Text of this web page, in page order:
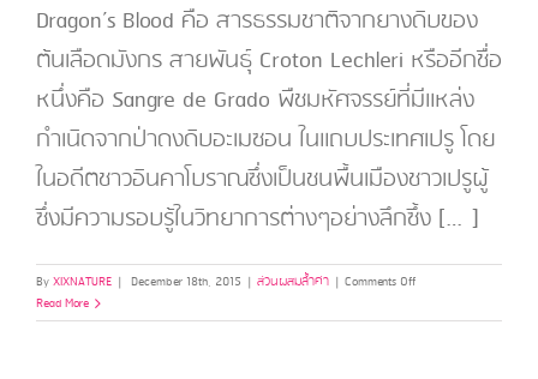
Dragon’s Blood คือ สารธรรมชาติจากยางดิบของ
ต้นเลือดมังกร สายพันธุ์ Croton Lechleri หรืออีกชื่อ
หนึ่งคือ Sangre de Grado พืชมหัศจรรย์ที่มีแหล่ง
กำเนิดจากป่าดงดิบอะเมซอน ในแถบประเทศเปรู โดย
ในอดีตชาวอินคาโบราณซึ่งเป็นชนพื้นเมืองชาวเปรูผู้
ซึ่งมีความรอบรู้ในวิทยาการต่างๆอย่างลึกซึ้ง […]
ByXIXNATURE | December 18th, 2015 | ส่วนผสมล้ำค่า | Comments Offon
มังกร
Read More